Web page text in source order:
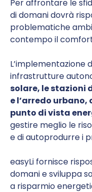
Per affrontare le
di domani dovrà
problematiche
contempo il
L’implementazione
infrastrutture
solare, le stazioni
e l’arredo
punto di vista
gestire meglio le
e di autoprodurre i
easyLi fornisce
domani e sviluppa
a risparmio